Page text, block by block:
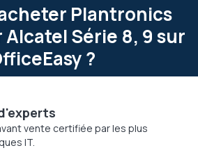
Plantronics
Alcatel Série 8, 9 sur
?
vente certifiée par les plus
IT.